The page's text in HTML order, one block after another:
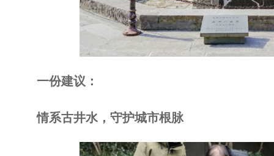
一份建议：
情系古井水，守护城市根脉